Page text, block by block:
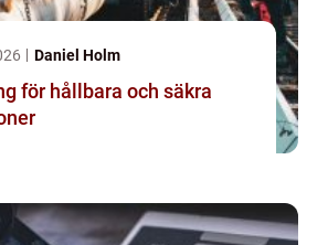
Daniel Holm
för hållbara och säkra